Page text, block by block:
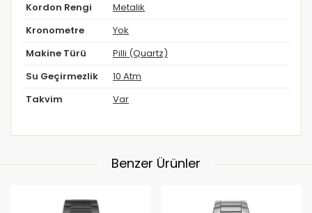
Kordon Rengi Metalik
Kronometre Yok
Makine Türü Pilli (Quartz)
Su Geçirmezlik 10 Atm
Takvim Var
Benzer Ürünler